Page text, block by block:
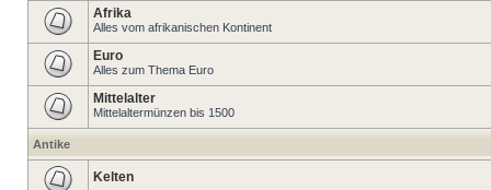
Afrika
Alles vom afrikanischen Kontinent
Euro
Alles zum Thema Euro
Mittelalter
Mittelaltermünzen bis 1500
Antike
Kelten